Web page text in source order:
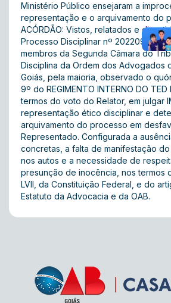
Ministério Público ensejaram a
representação e o arquivamento do
ACÓRDÃO: Vistos, relatados e
Processo Disciplinar nº 202209819,
membros da Segunda Câmara do
Disciplina da Ordem dos Advogados
Goiás, pela maioria, observado o
9º do REGIMENTO INTERNO DO TED
termos do voto do Relator, em julgar
representação ético disciplinar e
arquivamento do processo em
Representado. Configurada a
concretas, a falta de manifestação
nos autos e a necessidade de
presunção de inocência, nos termos
LVII, da Constituição Federal, e do
Estatuto da Advocacia e da OAB.